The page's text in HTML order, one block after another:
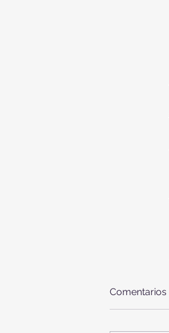
Comentarios